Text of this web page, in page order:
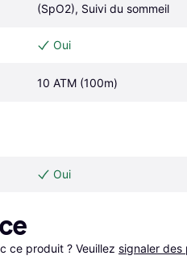
(SpO2), Suivi du sommeil
Oui
10 ATM (100m)
Oui
ce produit ? Veuillez signaler des